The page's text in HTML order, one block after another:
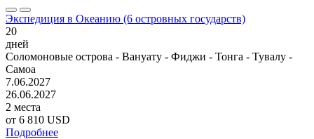
Экспедиция в Океанию (6 островных государств)
20
дней
Соломоновые острова - Вануату - Фиджи - Тонга - Тувалу -
Самоа
7.06.2027
26.06.2027
2 места
от 6 810 USD
Подробнее